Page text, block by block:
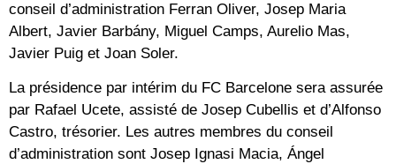
conseil d’administration Ferran Oliver, Josep Maria
Albert, Javier Barbány, Miguel Camps, Aurelio Mas,
Javier Puig et Joan Soler.
La présidence par intérim du FC Barcelone sera assurée
par Rafael Ucete, assisté de Josep Cubellis et d’Alfonso
Castro, trésorier. Les autres membres du conseil
d’administration sont Josep Ignasi Macia, Ángel